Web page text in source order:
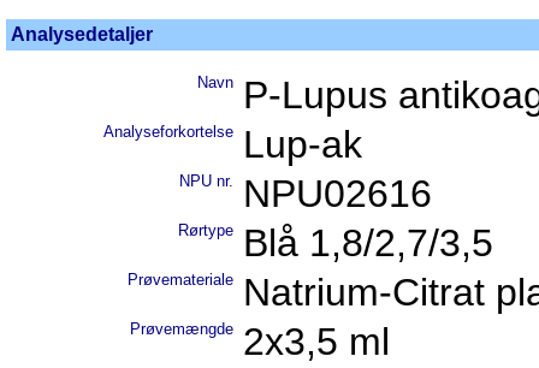
Analysedetaljer
Navn P-Lupus
Analyseforkortelse Lup-ak
NPU nr. NPU02616
Rørtype Blå 1,8/2,7/3,5
Prøvemateriale Natrium-Citrat
Prøvemængde 2x3,5 ml